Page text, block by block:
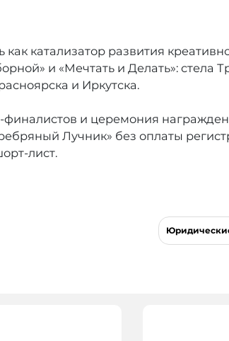
катализатор развития
и «Мечтать и Делать»: стела
и Иркутска.
и церемония
Лучник» без оплаты
лист.